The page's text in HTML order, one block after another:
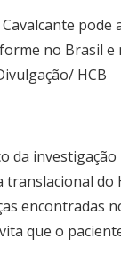
pode
no Brasil
HCB
da
encontradas
que o